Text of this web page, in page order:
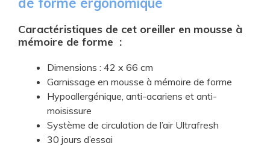
Caractéristiques de cet oreiller en mousse à
mémoire de forme :
​Dimensions : 42 x 66 cm
Garnissage en mousse à mémoire de forme
Hypoallergénique, anti-acariens et anti-
moisissure
Système de circulation de l’air Ultrafresh
30 jours d’essai